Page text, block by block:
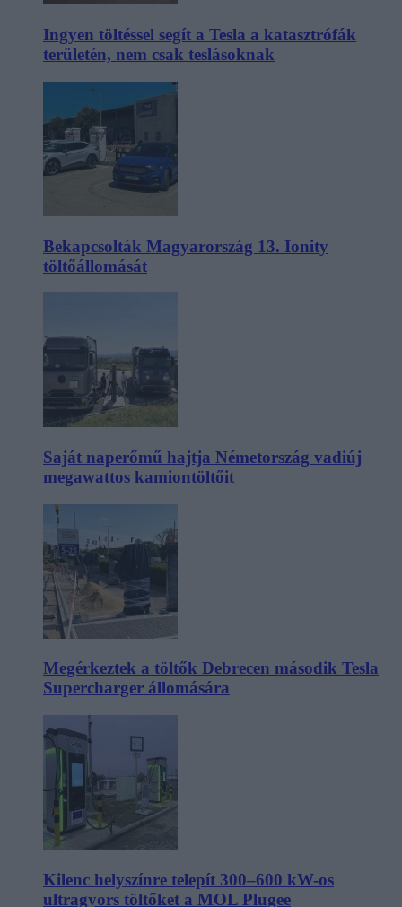
Ingyen töltéssel segít a Tesla a katasztrófák
területén, nem csak teslásoknak
Bekapcsolták Magyarország 13. Ionity
töltőállomását
Saját naperőmű hajtja Németország vadiúj
megawattos kamiontöltőit
Megérkeztek a töltők Debrecen második Tesla
Supercharger állomására
Kilenc helyszínre telepít 300–600 kW-os
ultragyors töltőket a MOL Plugee